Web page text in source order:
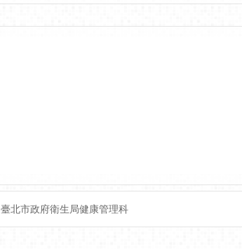
臺北市政府衛生局健康管理科